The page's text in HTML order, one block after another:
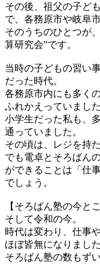
その後、祖父の子ど
で、各務原市や岐阜
そのうちのひとつが
算研究会”です。
当時の子どもの習い
だった時代。
各務原市内にも多く
ふれかえっていました
小学生だった私も、
通っていました。
その頃は、レジを持
でも電卓とそろばん
ができることは「仕
でしょう。
【そろばん塾の今と
そして令和の今。
時代は変わり、仕事
ほぼ皆無になりました
そろばん塾の数もず